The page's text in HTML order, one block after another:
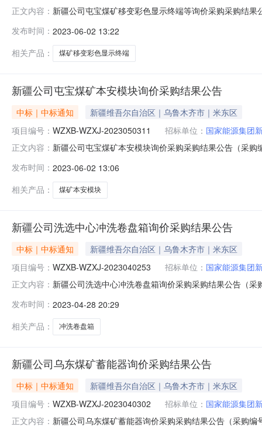
正文内容： 新疆公司屯宝煤矿移变彩色显示终端等询价采购采购结
部门负责受理采购投诉。异议接收单位：国家能源集团
发布时间： 2023-06-02 13:22
相关产品：
煤矿移变彩色显示终端
新疆公司屯宝煤矿本安模块询价采购结果公告
中标｜中标通知
新疆维吾尔自治区｜乌鲁木齐市｜米东区
项目编号： WZXB-WZXJ-2023050311 招标单位： 国家能源集团
正文内容： 新疆公司屯宝煤矿本安模块询价采购采购结果公告（采
理采购投诉。异议接收单位：国家能源集团物资有限公
发布时间： 2023-06-02 13:06
相关产品：
煤矿本安模块
新疆公司洗选中心冲洗卷盘箱询价采购结果公告
中标｜中标通知
新疆维吾尔自治区｜乌鲁木齐市｜米东区
项目编号： WZXB-WZXJ-2023040253 招标单位： 国家能源集团
正文内容： 新疆公司洗选中心冲洗卷盘箱询价采购采购结果公告（
理采购投诉。异议接收单位：国家能源集团物资有限公
发布时间： 2023-04-28 20:29
相关产品：
冲洗卷盘箱
新疆公司乌东煤矿蓄能器询价采购结果公告
中标｜中标通知
新疆维吾尔自治区｜乌鲁木齐市｜米东区
项目编号： WZXB-WZXJ-2023040302 招标单位： 国家能源集团
正文内容： 新疆公司乌东煤矿蓄能器询价采购采购结果公告（采购